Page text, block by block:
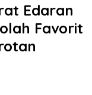
Edaran
Favorit